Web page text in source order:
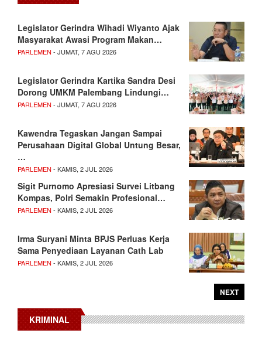
Legislator Gerindra Wihadi Wiyanto Ajak
Masyarakat Awasi Program Makan…
PARLEMEN - JUMAT, 7 AGU 2026
Legislator Gerindra Kartika Sandra Desi
Dorong UMKM Palembang Lindungi…
PARLEMEN - JUMAT, 7 AGU 2026
Kawendra Tegaskan Jangan Sampai
Perusahaan Digital Global Untung Besar,
…
PARLEMEN - KAMIS, 2 JUL 2026
Sigit Purnomo Apresiasi Survei Litbang
Kompas, Polri Semakin Profesional…
PARLEMEN - KAMIS, 2 JUL 2026
Irma Suryani Minta BPJS Perluas Kerja
Sama Penyediaan Layanan Cath Lab
PARLEMEN - KAMIS, 2 JUL 2026
NEXT
KRIMINAL